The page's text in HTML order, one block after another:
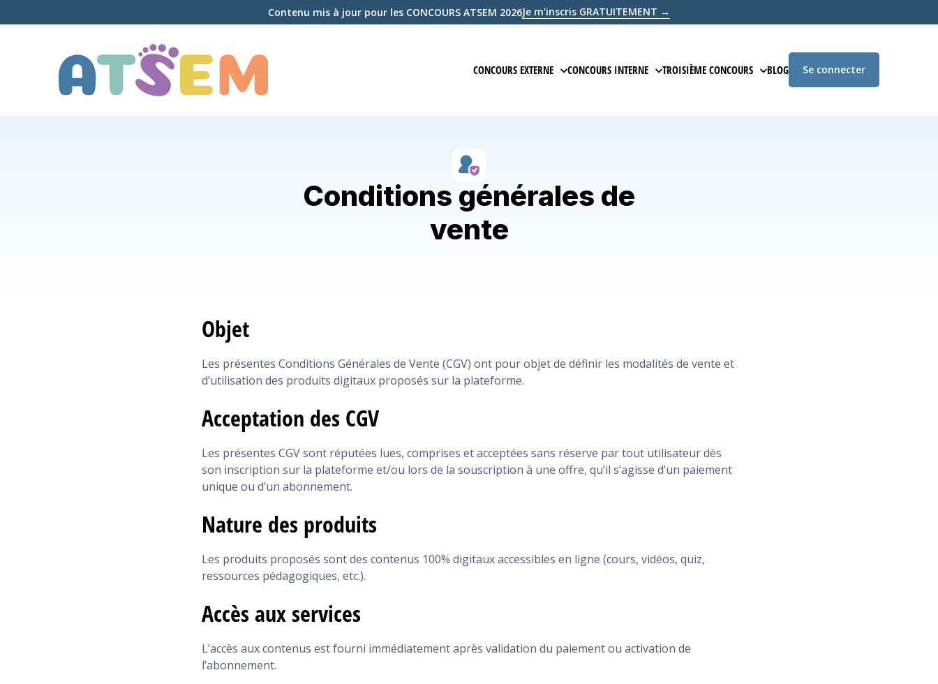
Contenu mis à jour pour les CONCOURS ATSEM 2026Je m'inscris GRATUITEMENT →
CONCOURS EXTERNE
PRÉPARATION EN LIGNE
ÉPREUVE D'ADMISSION
CONCOURS INTERNE
PRÉPARATION EN LIGNE
ÉPREUVE D'ADMISSION
TROISIÈME CONCOURS
PRÉPARATION EN LIGNE
BLOG Se connecter
Conditions générales de
vente
Objet
Les présentes Conditions Générales de Vente (CGV) ont pour objet de définir les modalités de vente et
d’utilisation des produits digitaux proposés sur la plateforme.
Acceptation des CGV
Les présentes CGV sont réputées lues, comprises et acceptées sans réserve par tout utilisateur dès
son inscription sur la plateforme et/ou lors de la souscription à une offre, qu’il s’agisse d’un paiement
unique ou d’un abonnement.
Nature des produits
Les produits proposés sont des contenus 100% digitaux accessibles en ligne (cours, vidéos, quiz,
ressources pédagogiques, etc.).
Accès aux services
L’accès aux contenus est fourni immédiatement après validation du paiement ou activation de
l’abonnement.